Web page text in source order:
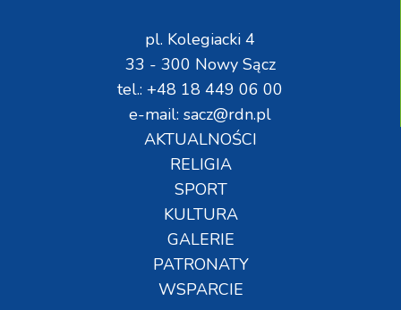
pl. Kolegiacki 4
33 - 300 Nowy Sącz
tel.: +48 18 449 06 00
e-mail: sacz@rdn.pl
AKTUALNOŚCI
RELIGIA
SPORT
KULTURA
GALERIE
PATRONATY
WSPARCIE